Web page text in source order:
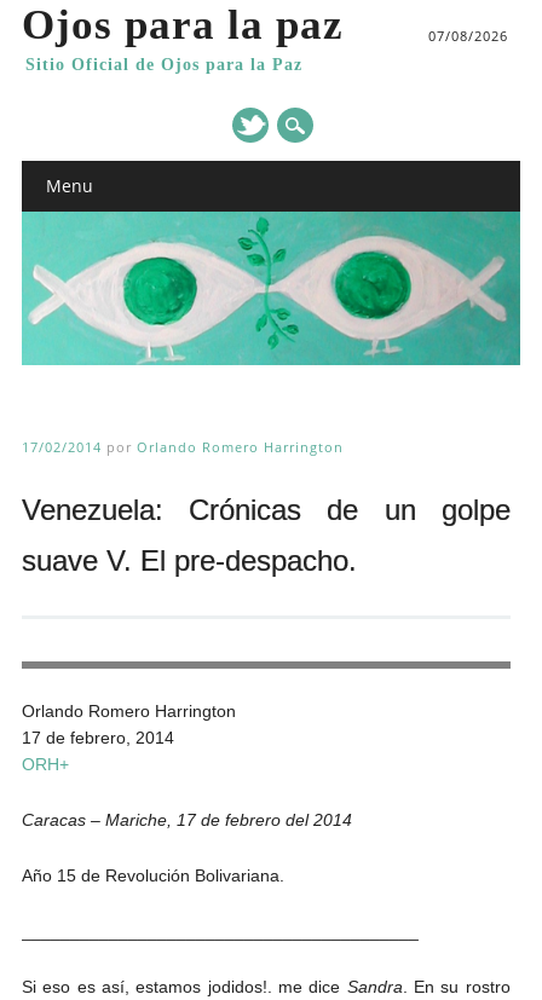
Ojos para la paz
Sitio Oficial de Ojos para la Paz
07/08/2026
Main menu
Menu
Andrés Vázquez de Sola
17/02/2014 por Orlando Romero Harrington
Venezuela: Crónicas de un golpe
suave V. El pre-despacho.
Orlando Romero Harrington
17 de febrero, 2014
ORH+
Caracas – Mariche, 17 de febrero del 2014
Año 15 de Revolución Bolivariana.
Si eso es así, estamos jodidos!. me dice Sandra . En su rostro